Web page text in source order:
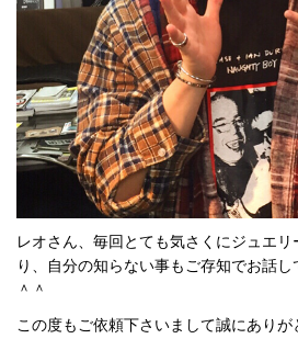
レオさん、毎回とても気さくにジュエリ
り、自分の知らない事もご存知でお話
＾＾
この度もご依頼下さいまして誠にあり